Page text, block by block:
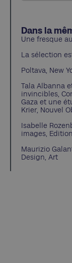
Dans la
Une fresque
La sélection
Poltava, New
Tala Albanna
invincibles,
Gaza et une
Krier, Nouvel
Isabelle
images,
Maurizio
Design, Art